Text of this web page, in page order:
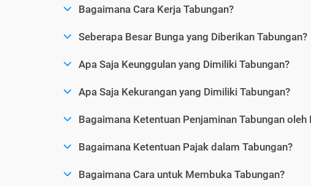
Bagaimana Cara Kerja Tabungan?
Seberapa Besar Bunga yang Diberikan Tabungan?
Apa Saja Keunggulan yang Dimiliki Tabungan?
Apa Saja Kekurangan yang Dimiliki Tabungan?
Bagaimana Ketentuan Penjaminan Tabungan
Bagaimana Ketentuan Pajak dalam Tabungan?
Bagaimana Cara untuk Membuka Tabungan?